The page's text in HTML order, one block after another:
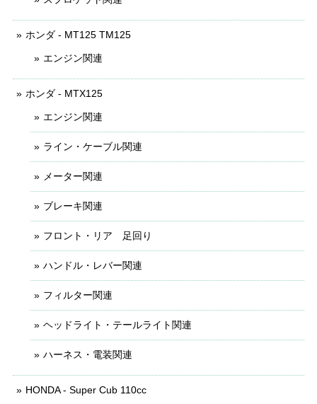
ホンダ - MT125 TM125
エンジン関連
ホンダ - MTX125
エンジン関連
ライン・ケーブル関連
メーター関連
ブレーキ関連
フロント・リア 足回り
ハンドル・レバー関連
フィルター関連
ヘッドライト・テールライト関連
ハーネス・電装関連
HONDA - Super Cub 110cc